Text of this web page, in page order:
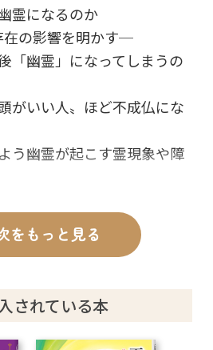
霊になるのか
の影響を明かす─
幽霊」になってしまうの
いい人〟ほど不成仏にな
幽霊が起こす霊現象や障
幽霊にならないための教
ルはなぜ必要か─
をもっと見る
されている本